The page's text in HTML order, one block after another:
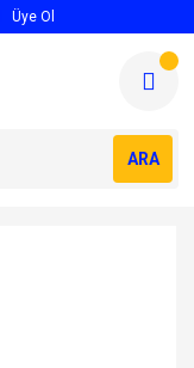
Üye Ol
ARA